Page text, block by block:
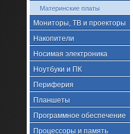
Материнские платы
Мониторы, ТВ и проекторы
Накопители
Носимая электроника
Ноутбуки и ПК
Периферия
Планшеты
Программное обеспечение
Процессоры и память